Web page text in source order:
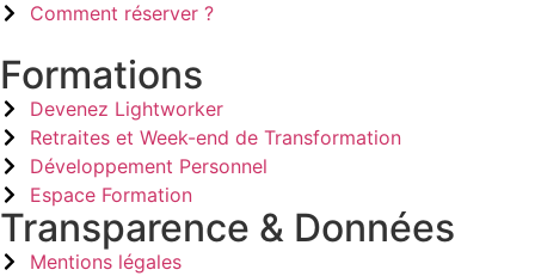
Comment réserver ?
Formations
Devenez Lightworker
Retraites et Week-end de Transformation
Développement Personnel
Espace Formation
Transparence & Données
Mentions légales